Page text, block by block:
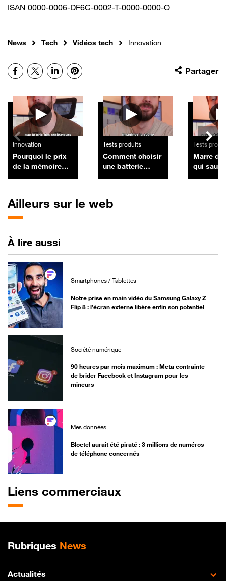
ISAN 0000-0006-DF6C-0002-T-0000-0000-O
News Tech Vidéos tech Innovation
Partager
Facebook
X LinkedInPinterest
Autres vidéos
Innovation
Pourquoi le prix
de la mémoire
ce qui nous
attend
Tests produits
Comment choisir
une batterie
et normes de
Tests
Marre
qui
Ailleurs sur le web
À lire aussi
Smartphones / Tablettes
Notre prise en main vidéo du Samsung Galaxy Z
Flip 8 : l’écran externe libère enfin son potentiel
Société numérique
90 heures par mois maximum : Meta contrainte
de brider Facebook et Instagram pour les
mineurs
Mes données
Bloctel aurait été piraté : 3 millions de numéros
de téléphone concernés
Liens commerciaux
Plan de site
Rubriques News
Actualités